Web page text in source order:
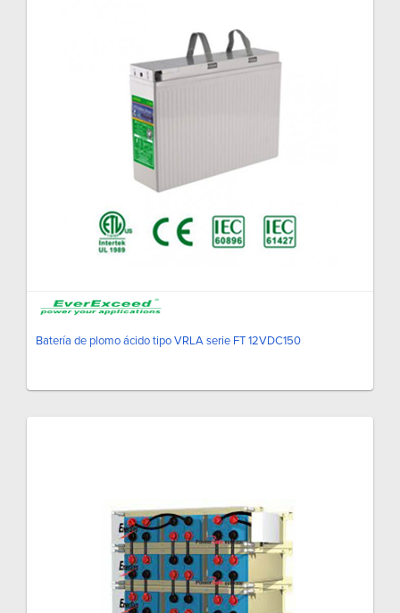
Batería de plomo ácido tipo VRLA serie FT 12VDC150